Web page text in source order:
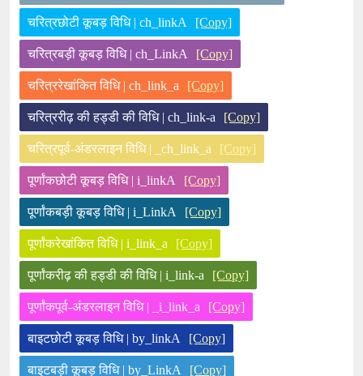
चरित्रछोटी कूबड़ विधि | ch_linkA [Copy]
चरित्रबड़ी कूबड़ विधि | ch_LinkA [Copy]
चरित्ररेखांकित विधि | ch_link_a [Copy]
चरित्ररीढ़ की हड्डी की विधि | ch_link-a [Copy]
चरित्रपूर्व-अंडरलाइन विधि | _ch_link_a [Copy]
पूर्णांकछोटी कूबड़ विधि | i_linkA [Copy]
पूर्णांकबड़ी कूबड़ विधि | i_LinkA [Copy]
पूर्णांकरेखांकित विधि | i_link_a [Copy]
पूर्णांकरीढ़ की हड्डी की विधि | i_link-a [Copy]
पूर्णांकपूर्व-अंडरलाइन विधि | _i_link_a [Copy]
बाइटछोटी कूबड़ विधि | by_linkA [Copy]
बाइटबड़ी कूबड़ विधि | by_LinkA [Copy]